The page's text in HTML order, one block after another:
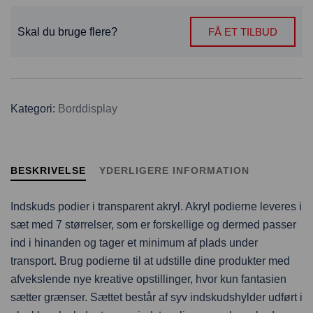
Skal du bruge flere? FÅ ET TILBUD
Kategori: Borddisplay
BESKRIVELSE YDERLIGERE INFORMATION
Indskuds podier i transparent akryl. Akryl podierne leveres i
sæt med 7 størrelser, som er forskellige og dermed passer
ind i hinanden og tager et minimum af plads under
transport. Brug podierne til at udstille dine produkter med
afvekslende nye kreative opstillinger, hvor kun fantasien
sætter grænser. Sættet består af syv indskudshylder udført i